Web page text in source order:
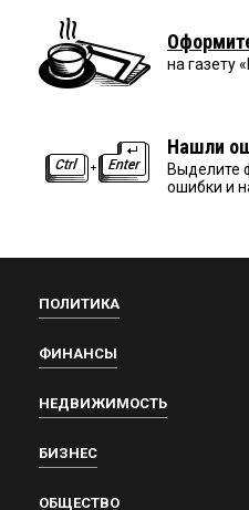
на газету
Нашли
Выделите
ошибки и
ПОЛИТИКА
ФИНАНСЫ
НЕДВИЖИМОСТЬ
БИЗНЕС
ОБЩЕСТВО